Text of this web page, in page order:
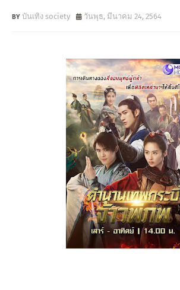
บันเทิง society วันพุธ, มีนาคม 24, 2564